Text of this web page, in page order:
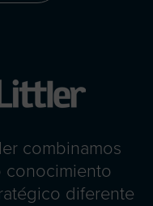
combinamos
conocimiento
diferente